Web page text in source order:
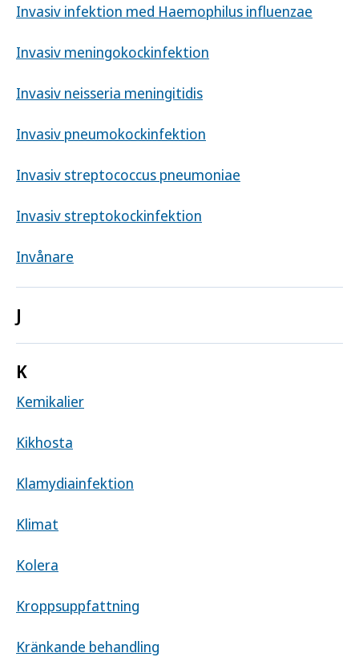
Invasiv infektion med Haemophilus influenzae
Invasiv meningokockinfektion
Invasiv neisseria meningitidis
Invasiv pneumokockinfektion
Invasiv streptococcus pneumoniae
Invasiv streptokockinfektion
Invånare
J
K
Kemikalier
Kikhosta
Klamydiainfektion
Klimat
Kolera
Kroppsuppfattning
Kränkande behandling